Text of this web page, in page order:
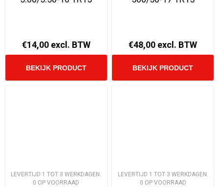
€14,00 excl. BTW €48,00 excl. BTW
LEVERTIJD 1 TOT 3 WERKDAGEN.
0 OP VOORRAAD
LEVERTIJD 1 TOT 3 WERKDAGEN.
0 OP VOORRAAD